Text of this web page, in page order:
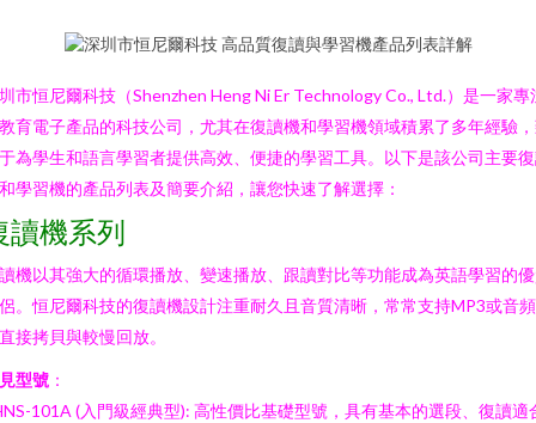
市恒尼爾科技（Shenzhen Heng Ni Er Technology Co., Ltd.）是一家專
育電子產品的科技公司，尤其在復讀機和學習機領域積累了多年經驗
為學生和語言學習者提供高效、便捷的學習工具。以下是該公司主要
學習機的產品列表及簡要介紹，讓您快速了解選擇：
讀機系列
機以其強大的循環播放、變速播放、跟讀對比等功能成為英語學習的
。恒尼爾科技的復讀機設計注重耐久且音質清晰，常常支持MP3或音
接拷貝與較慢回放。
型號 ：
101A (入門級經典型): 高性價比基礎型號，具有基本的選段、復讀適